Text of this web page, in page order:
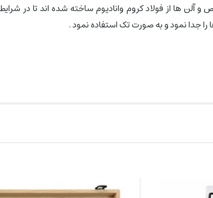
از استیل خاص و آلن ها از فولاد کروم وانادیوم ساخته شده
جدا نمود و به صورت تک استفاده نمود .